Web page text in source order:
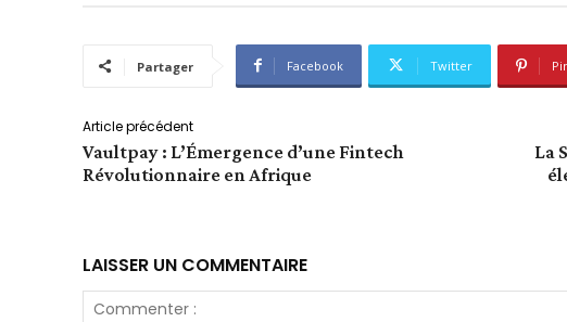
Partager Facebook Twitter
Article précédent
Vaultpay : L’Émergence d’une Fintech
Révolutionnaire en Afrique
La
LAISSER UN COMMENTAIRE